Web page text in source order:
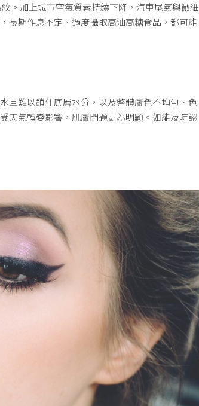
。加上城市空氣質素持續下降，汽車尾氣與微細
長期作息不定、過度攝取高油高糖食品，都可能
且難以鎖住底層水分，以及整體膚色不均勻、色
天氣轉變影響，肌膚問題更為明顯。如能及時認